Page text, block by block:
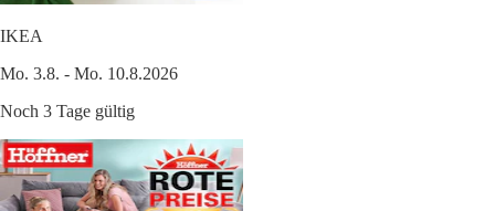
IKEA
Mo. 3.8. - Mo. 10.8.2026
Noch 3 Tage gültig